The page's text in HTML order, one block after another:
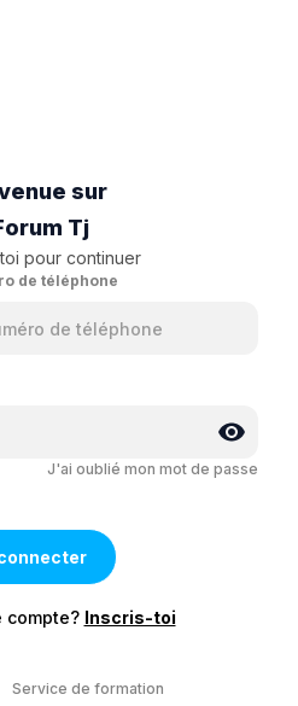
sur
Tj
pour continuer
de téléphone
J'ai oublié mon mot de passe
compte? Inscris-toi
Service de formation